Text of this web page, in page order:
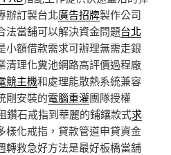
辦訂製台北廣告招牌製作公司
法當舖可以解決資金問題台北
小額借款需求可辦理無需走銀
清理化糞池網路高評價過程廠
競主機和處理能散熱系統兼容
剛安裝的電腦重灌團隊授權
鑽石戒指到華麗的鋪鑲款式求
樣化戒指，貸款管道申貸資金
轉救急好方法是最好板橋當舖